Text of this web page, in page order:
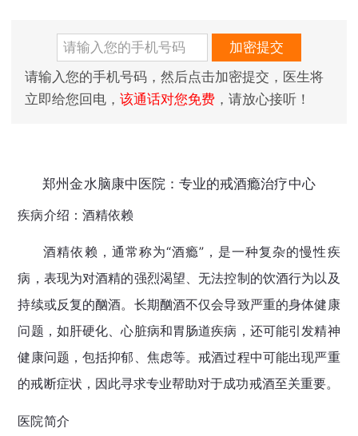
请输入您的手机号码，然后点击加密提交，医生将
立即给您回电， 该通话对您免费，请放心接听！
郑州金水脑康中医院：专业的戒酒瘾治疗中心
疾病介绍：酒精依赖
酒精依赖，通常称为“酒瘾”，是一种复杂的慢性疾
病，表现为对酒精的强烈渴望、无法控制的饮酒行为以及
持续或反复的酗酒。长期酗酒不仅会导致严重的身体健康
问题，如肝硬化、心脏病和胃肠道疾病，还可能引发精神
健康问题，包括抑郁、焦虑等。戒酒过程中可能出现严重
的戒断症状，因此寻求专业帮助对于成功戒酒至关重要。
医院简介